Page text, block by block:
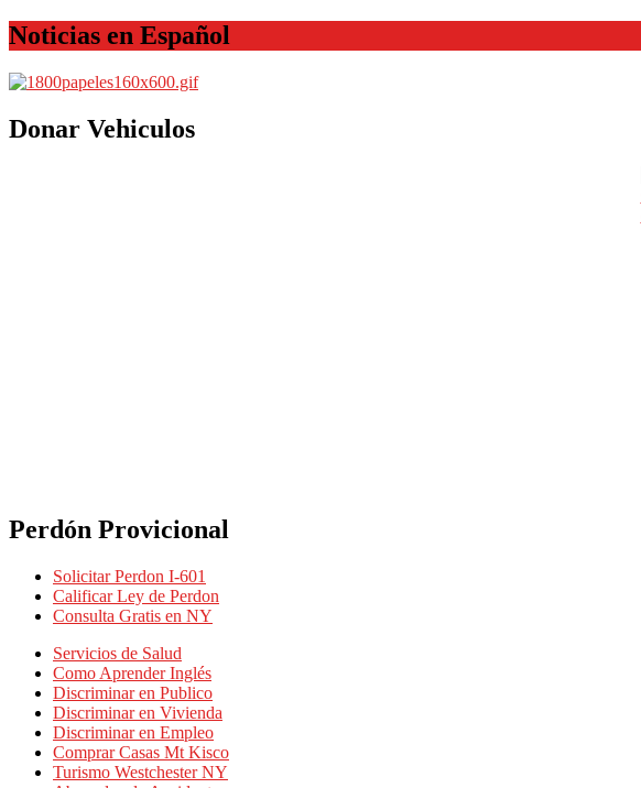
Noticias en Español
Donar Vehiculos
Perdón Provicional
Solicitar Perdon I-601
Calificar Ley de Perdon
Consulta Gratis en NY
Servicios de Salud
Como Aprender Inglés
Discriminar en Publico
Discriminar en Vivienda
Discriminar en Empleo
Comprar Casas Mt Kisco
Turismo Westchester NY